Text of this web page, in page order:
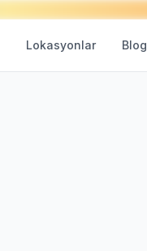
Lokasyonlar Blog